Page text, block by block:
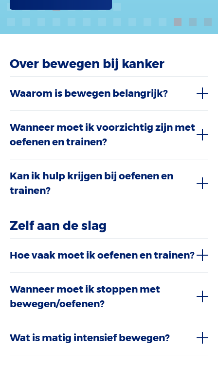
Over bewegen bij kanker
Waarom is bewegen belangrijk?
Wanneer moet ik voorzichtig zijn met
oefenen en trainen?
Kan ik hulp krijgen bij oefenen en
trainen?
Zelf aan de slag
Hoe vaak moet ik oefenen en trainen?
Wanneer moet ik stoppen met
bewegen/oefenen?
Wat is matig intensief bewegen?